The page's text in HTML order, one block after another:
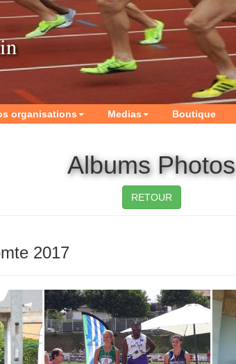
organisations Medias Boutique
Albums Photos
RETOUR
2017